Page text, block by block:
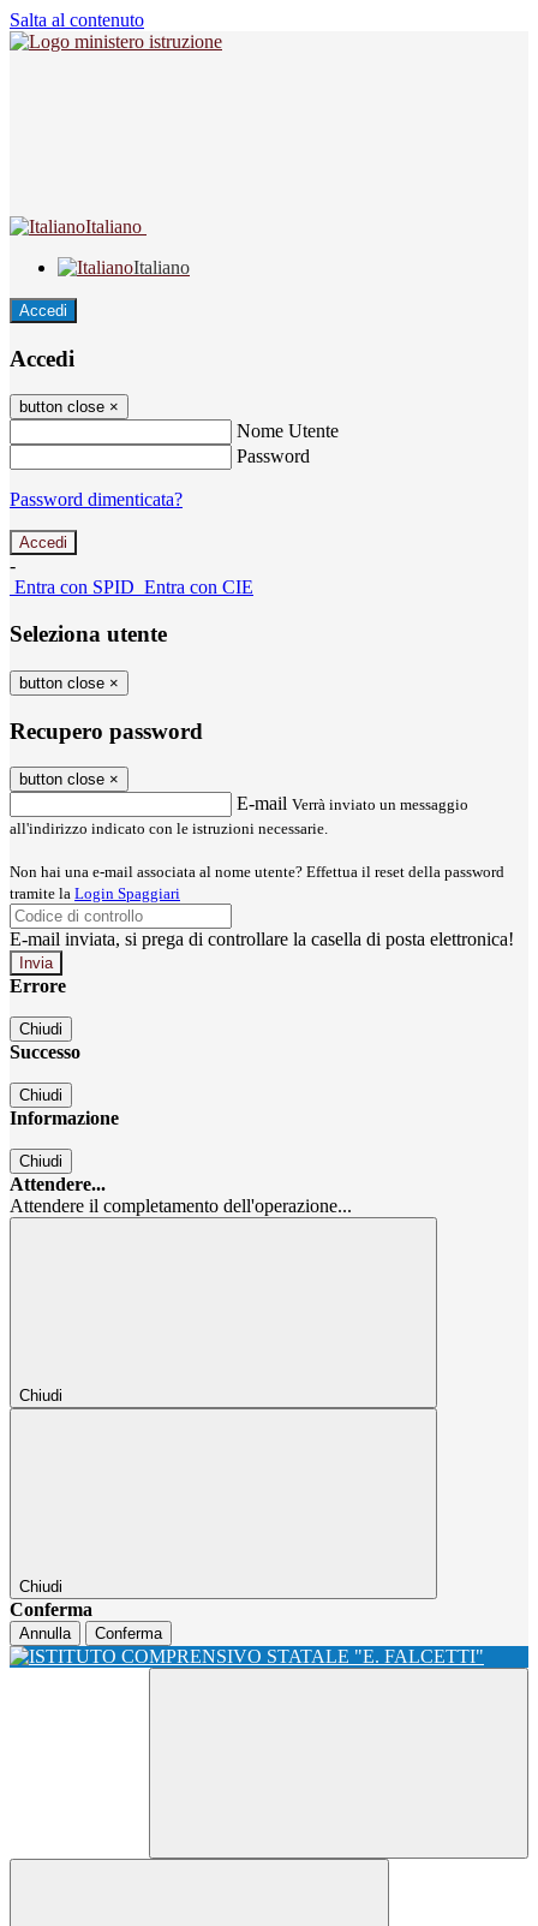
Salta al contenuto
Italiano
Italiano
Accedi
Accedi
button close ×
Nome Utente
Password
Password dimenticata?
-
Entra con SPID Entra con CIE
Seleziona utente
button close ×
Recupero password
button close ×
E-mail Verrà inviato un messaggio
all'indirizzo indicato con le istruzioni necessarie.
Non hai una e-mail associata al nome utente? Effettua il reset della password
tramite la Login Spaggiari
E-mail inviata, si prega di controllare la casella di posta elettronica!
Errore
Chiudi
Successo
Chiudi
Informazione
Chiudi
Attendere...
Attendere il completamento dell'operazione...
Chiudi
Chiudi
Conferma
Annulla Conferma